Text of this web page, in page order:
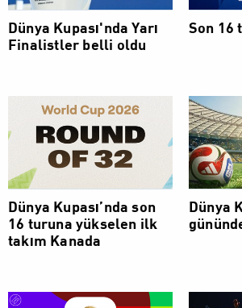
Dünya Kupası'nda Yarı
Finalistler belli oldu
Son 16
Dünya Kupası’nda son
16 turuna yükselen ilk
takım Kanada
Dünya